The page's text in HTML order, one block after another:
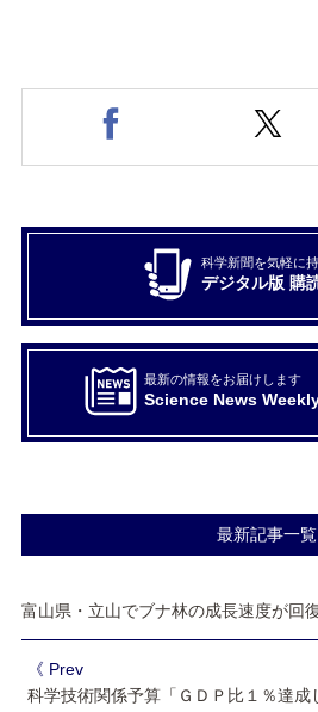
科学新聞を気軽に
デジタル版 購
最新の情報をお届けします
Science News Weekly
最新記事一覧
《 Prev